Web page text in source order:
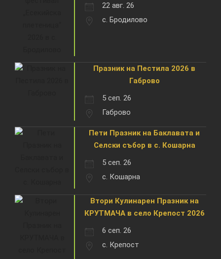
22 авг. 26
с. Бродилово
Празник на Пестила 2026 в
Габрово
5 сеп. 26
Габрово
Пети Празник на Баклавата и
Селски събор в с. Кошарна
5 сеп. 26
с. Кошарна
Втори Кулинарен Празник на
КРУТМАЧА в село Крепост 2026
6 сеп. 26
с. Крепост